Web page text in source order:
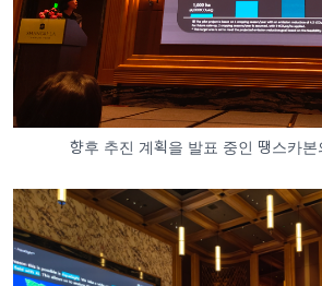
향후 추진 계획을 발표 중인 땡스카